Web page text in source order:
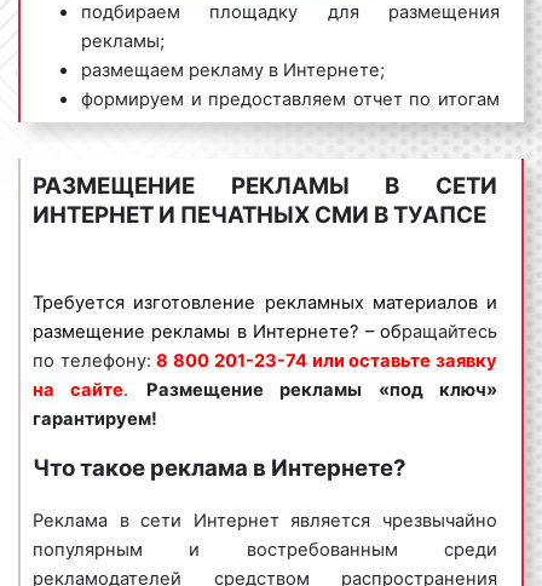
подбираем площадку для размещения
рекламы;
размещаем рекламу в Интернете;
формируем и предоставляем отчет по итогам
проведения рекламной кампании.
Мы обладаем большим опытом и необходимыми
знаниями для проведения качественных и
коммерческого предложения по размещению
Интернет-рекламы в Туапсе и Краснодарском крае
необходимо обращаться по телефону:
23-74 или оставить заявку на сайте
рекламы в Интернете «под ключ» гарантируем!
Специалисты рекламного агентства «Фасад Медиа
Групп» помогут вам разместить рекламу в
Интернете. Нашим агентством выполнено большое
количество заказов. Многие наши клиенты
используют Интернет-рекламу в Туапсе и
РАЗМЕЩЕНИЕ РЕКЛАМЫ В СЕТИ
ИНТЕРНЕТ И ПЕЧАТНЫХ СМИ В ТУАПСЕ
Требуется изготовление рекламных материалов и
размещение рекламы в Интернете? – обращайтесь
по телефону:8 800 201-23-74 или оставьте заявку
на сайте. Размещение рекламы «под ключ»
гарантируем!
Что такое реклама в Интернете?
Реклама в сети Интернет является чрезвычайно
популярным и востребованным среди
рекламодателей средством распространения